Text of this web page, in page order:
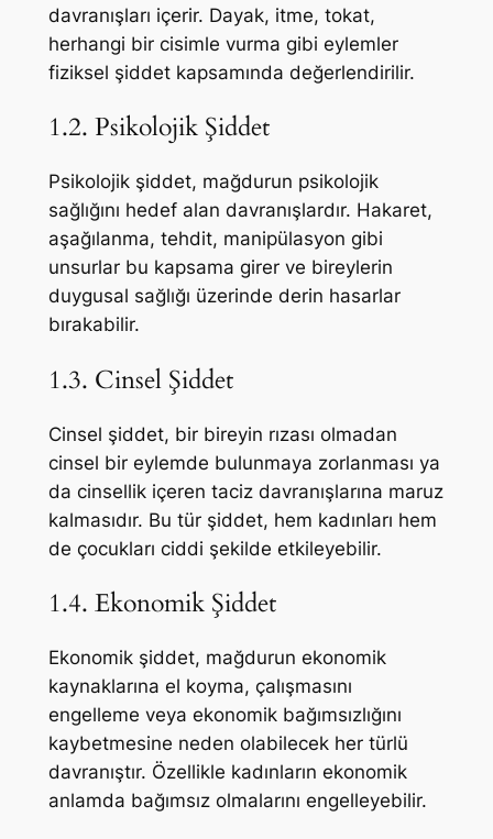
davranışları içerir. Dayak, itme, tokat,
herhangi bir cisimle vurma gibi eylemler
fiziksel şiddet kapsamında değerlendirilir.
1.2. Psikolojik Şiddet
Psikolojik şiddet, mağdurun psikolojik
sağlığını hedef alan davranışlardır. Hakaret,
aşağılanma, tehdit, manipülasyon gibi
unsurlar bu kapsama girer ve bireylerin
duygusal sağlığı üzerinde derin hasarlar
bırakabilir.
1.3. Cinsel Şiddet
Cinsel şiddet, bir bireyin rızası olmadan
cinsel bir eylemde bulunmaya zorlanması ya
da cinsellik içeren taciz davranışlarına maruz
kalmasıdır. Bu tür şiddet, hem kadınları hem
de çocukları ciddi şekilde etkileyebilir.
1.4. Ekonomik Şiddet
Ekonomik şiddet, mağdurun ekonomik
kaynaklarına el koyma, çalışmasını
engelleme veya ekonomik bağımsızlığını
kaybetmesine neden olabilecek her türlü
davranıştır. Özellikle kadınların ekonomik
anlamda bağımsız olmalarını engelleyebilir.